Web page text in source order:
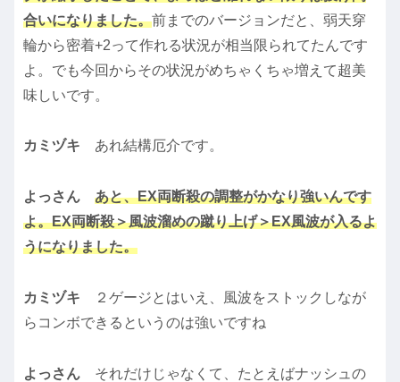
合いになりました。前までのバージョンだと、弱天穿
輪から密着+2って作れる状況が相当限られてたんです
よ。でも今回からその状況がめちゃくちゃ増えて超美
味しいです。
カミヅキ あれ結構厄介です。
よっさん
あと、EX両断殺の調整がかなり強いんです
よ。EX両断殺＞風波溜めの蹴り上げ＞EX風波が入るよ
うになりました。
カミヅキ
２ゲージとはいえ、風波をストックしなが
らコンボできるというのは強いですね
よっさん それだけじゃなくて、たとえばナッシュの